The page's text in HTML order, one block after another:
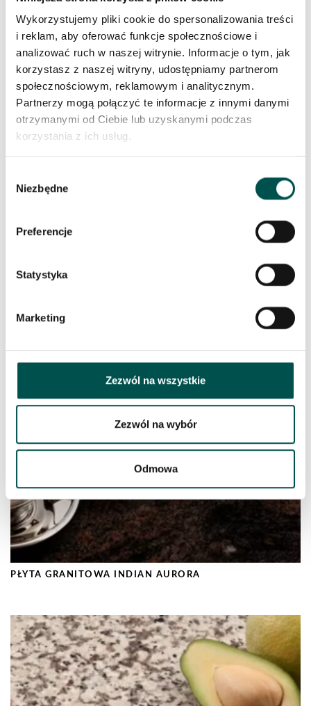
Wykorzystujemy pliki cookie do spersonalizowania treści
i reklam, aby oferować funkcje społecznościowe i
analizować ruch w naszej witrynie. Informacje o tym, jak
korzystasz z naszej witryny, udostępniamy partnerom
społecznościowym, reklamowym i analitycznym.
Partnerzy mogą połączyć te informacje z innymi danymi
otrzymanymi od Ciebie lub uzyskanymi podczas
korzystania z ich usług.
zgody
Niezbędne
Preferencje
Statystyka
Marketing
Zezwól na wszystkie
Zezwól na wybór
Odmowa
Czarne blaty granitowe nie muszą być nudne. W
przypadku Cosmic Black, kamień został rozjaśniony i
uatrakcyjniony bardzo szykownymi fragmentami w
kolorze perłowym. Oczywiście cały zabieg zadział się
za pomocą natury. Człowiek nie ingerował w samą
strukturę granitu. Jedyny zabieg to pocięcie bloka na
slaby odpowiedniej grubości i wypolerowanie
odpowiednio zaimpregnowany i zakonserwowany
meble. Pamiętajmy by wykonawca nie zapomniał o
PODOBNE PRODUKTY
PŁYTA GRANITOWA INDIAN AURORA